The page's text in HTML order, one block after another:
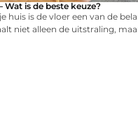
Wat is de beste keuze?
huis is de vloer een van de
niet alleen de uitstraling,